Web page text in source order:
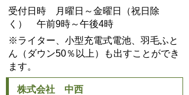
受付日時 月曜日～金曜日（祝日除
く） 午前9時～午後4時
※ライター、小型充電式電池、羽毛ふと
ん（ダウン50％以上）も出すことができ
ます。
株式会社 中西